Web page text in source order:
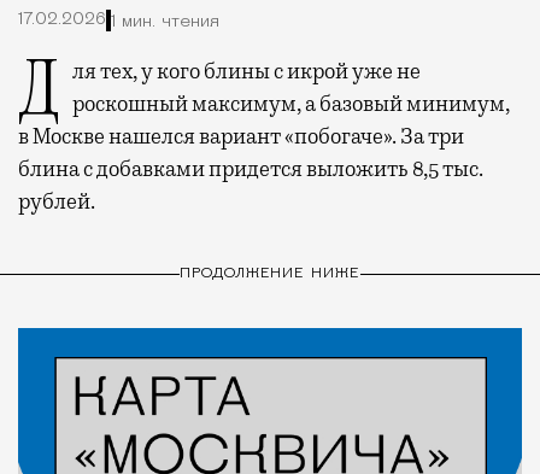
17.02.2026 1 мин. чтения
Для тех, у кого блины с икрой уже не роскошный максимум, а базовый минимум,
в Москве нашелся вариант «побогаче». За три
блина с добавками придется выложить 8,5 тыс.
рублей.
ПРОДОЛЖЕНИЕ НИЖЕ